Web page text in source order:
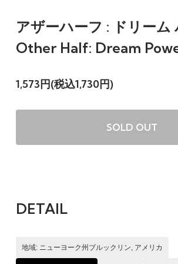
アザーハーフ : ドリーム
Other Half: Dream
1,573円(税込1,730円)
SOLD OUT
DETAIL
地域: ニューヨーク州ブルックリン, アメリカ